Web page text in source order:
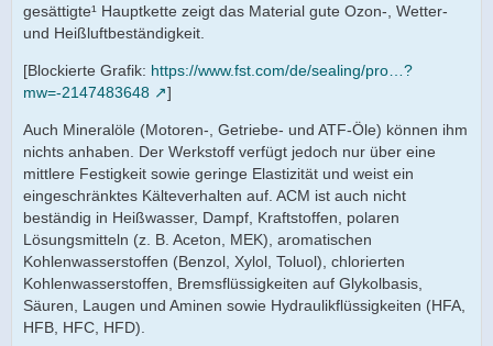
gesättigte¹ Hauptkette zeigt das Material gute Ozon-, Wetter-
und Heißluftbeständigkeit.
[Blockierte Grafik: https://www.fst.com/de/sealing/pro…?
mw=-2147483648
]
Auch Mineralöle (Motoren-, Getriebe- und ATF-Öle) können ihm
nichts anhaben. Der Werkstoff verfügt jedoch nur über eine
mittlere Festigkeit sowie geringe Elastizität und weist ein
eingeschränktes Kälteverhalten auf. ACM ist auch nicht
beständig in Heißwasser, Dampf, Kraftstoffen, polaren
Lösungsmitteln (z. B. Aceton, MEK), aromatischen
Kohlenwasserstoffen (Benzol, Xylol, Toluol), chlorierten
Kohlenwasserstoffen, Bremsflüssigkeiten auf Glykolbasis,
Säuren, Laugen und Aminen sowie Hydraulikflüssigkeiten (HFA,
HFB, HFC, HFD).